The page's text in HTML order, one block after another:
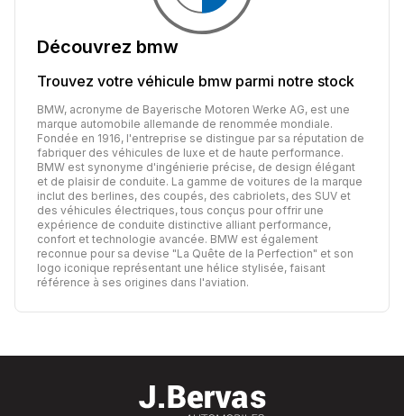
Découvrez bmw
Trouvez votre véhicule bmw parmi notre stock
BMW, acronyme de Bayerische Motoren Werke AG, est une
marque automobile allemande de renommée mondiale.
Fondée en 1916, l'entreprise se distingue par sa réputation de
fabriquer des véhicules de luxe et de haute performance.
BMW est synonyme d'ingénierie précise, de design élégant
et de plaisir de conduite. La gamme de voitures de la marque
inclut des berlines, des coupés, des cabriolets, des SUV et
des véhicules électriques, tous conçus pour offrir une
expérience de conduite distinctive alliant performance,
confort et technologie avancée. BMW est également
reconnue pour sa devise "La Quête de la Perfection" et son
logo iconique représentant une hélice stylisée, faisant
référence à ses origines dans l'aviation.